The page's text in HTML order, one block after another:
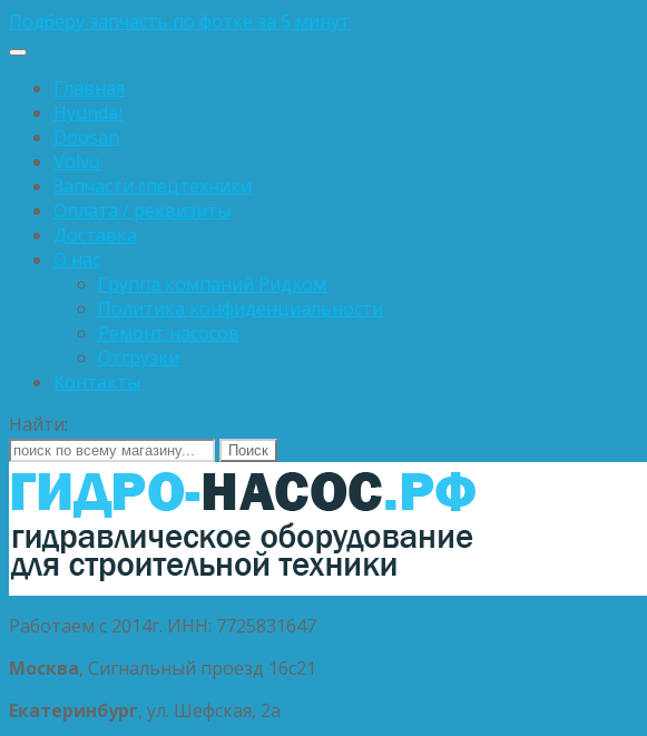
Подберу запчасть по фотке за 5 минут
Главная
Hyundai
Doosan
Volvo
Запчасти спецтехники
Оплата / реквизиты
Доставка
О нас
Группа компаний Ридком
Политика конфиденциальности
Ремонт насосов
Отгрузки
Контакты
Найти:
Работаем с 2014г. ИНН: 7725831647
Москва, Сигнальный проезд 16с21
Екатеринбург, ул. Шефская, 2а